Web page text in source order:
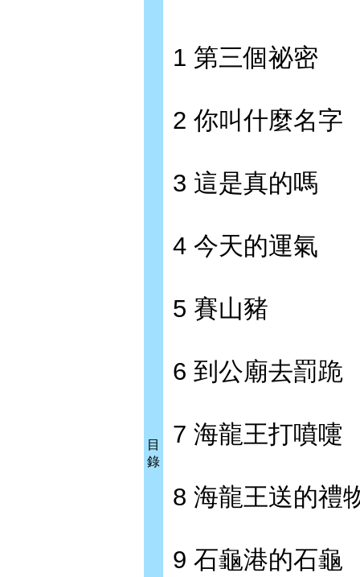
目
錄
1 第三個祕密
2 你叫什麼名字
3 這是真的嗎
4 今天的運氣
5 賽山豬
6 到公廟去罰跪
7 海龍王打噴嚏
8 海龍王送的禮
9 石龜港的石龜